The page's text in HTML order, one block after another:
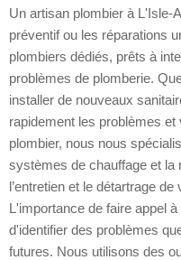
Un artisan plombier à L'Isle-
préventif ou les réparations
plombiers dédiés, prêts à
problèmes de plomberie.
installer de nouveaux
rapidement les problèmes
plombier, nous nous
systèmes de chauffage et la
l’entretien et le détartrage
L'importance de faire appel
d'identifier des problèmes
futures. Nous utilisons des